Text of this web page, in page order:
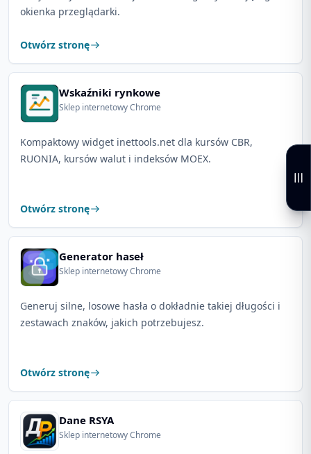
okienka przeglądarki.
Otwórz stronę
Wskaźniki rynkowe
Sklep internetowy Chrome
Kompaktowy widget inettools.net dla kursów CBR,
RUONIA, kursów walut i indeksów MOEX.
Otwórz stronę
Generator haseł
Sklep internetowy Chrome
Generuj silne, losowe hasła o dokładnie takiej długości i
zestawach znaków, jakich potrzebujesz.
Otwórz stronę
Dane RSYA
Sklep internetowy Chrome